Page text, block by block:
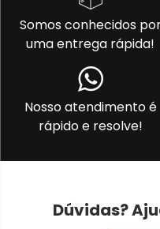
Somos conhecidos
uma entrega rápida!
Nosso atendimento é
rápido e resolve!
Dúvidas?